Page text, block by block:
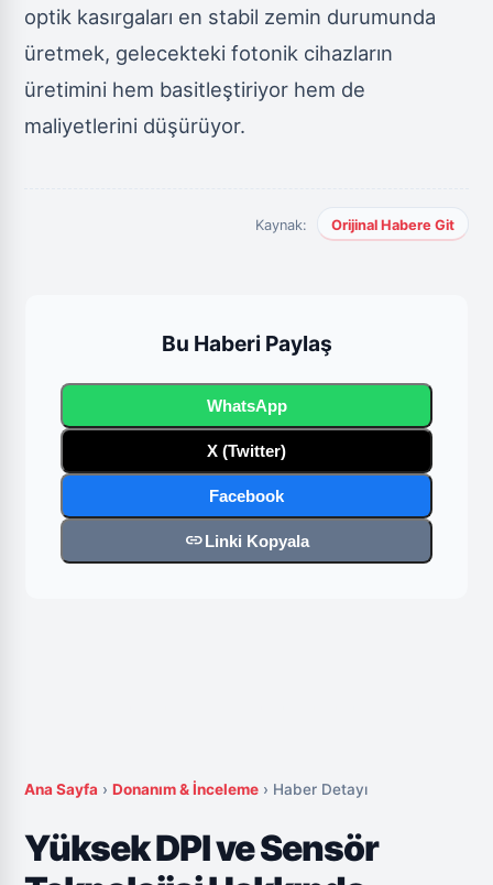
optik kasırgaları en stabil zemin durumunda
üretmek, gelecekteki fotonik cihazların
üretimini hem basitleştiriyor hem de
maliyetlerini düşürüyor.
Kaynak: Orijinal Habere Git
Bu Haberi Paylaş
WhatsApp
X (Twitter)
Facebook
linkLinki Kopyala
Ana Sayfa ›Donanım & İnceleme › Haber Detayı
Yüksek DPI ve Sensör